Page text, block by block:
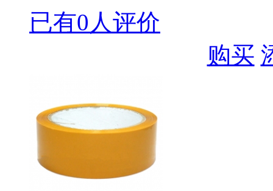
已有0人评价
购买